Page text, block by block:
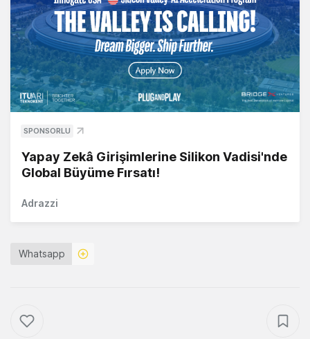
SPONSORLU
Yapay Zekâ Girişimlerine Silikon Vadisi'nde
Global Büyüme Fırsatı!
Adrazzi
Whatsapp